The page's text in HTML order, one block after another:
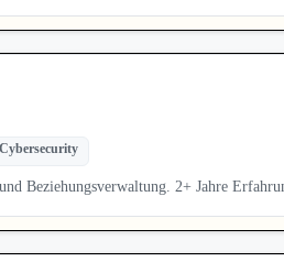
Cybersecurity
Beziehungsverwaltung. 2+ Jahre